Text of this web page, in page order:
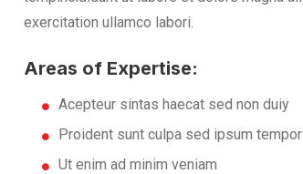
exercitation ullamco labori.
Areas of Expertise:
Acepteur sintas haecat sed non duiy
Proident sunt culpa sed ipsum
Ut enim ad minim veniam